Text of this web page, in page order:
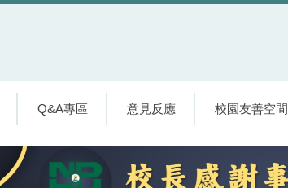
Q&A專區 意見反應 校園友善空間